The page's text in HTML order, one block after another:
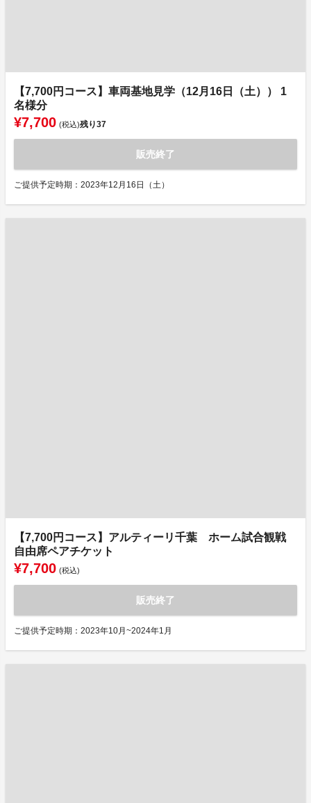
【7,700円コース】車両基地見学（12月16日（土）） 1
名様分
¥7,700 (税込)残り37
販売終了
ご提供予定時期：2023年12月16日（土）
【7,700円コース】アルティーリ千葉 ホーム試合観戦
自由席ペアチケット
¥7,700 (税込)
販売終了
ご提供予定時期：2023年10月~2024年1月